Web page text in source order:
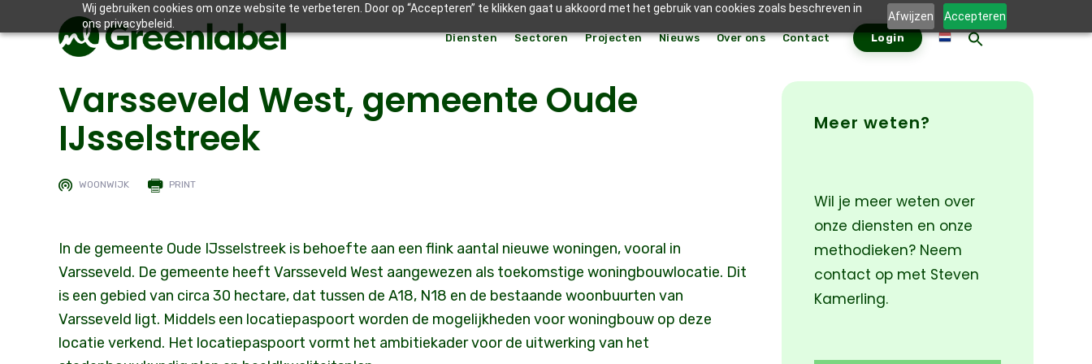
Wij gebruiken cookies om onze website te verbeteren. Door op “Accepteren” te klikken gaat u akkoord met het gebruik van cookies zoals beschreven in
ons privacybeleid.
Afwijzen Accepteren
Diensten Sectoren Projecten Nieuws Over ons Contact Login
Varsseveld West, gemeente Oude
IJsselstreek
WOONWIJK PRINT
In de gemeente Oude IJsselstreek is behoefte aan een flink aantal nieuwe woningen, vooral in
Varsseveld. De gemeente heeft Varsseveld West aangewezen als toekomstige woningbouwlocatie. Dit
is een gebied van circa 30 hectare, dat tussen de A18, N18 en de bestaande woonbuurten van
Varsseveld ligt. Middels een locatiepaspoort worden de mogelijkheden voor woningbouw op deze
locatie verkend. Het locatiepaspoort vormt het ambitiekader voor de uitwerking van het
Meer weten?
Wil je meer weten over
onze diensten en onze
methodieken? Neem
contact op met Steven
Kamerling.
Zoek
naar: